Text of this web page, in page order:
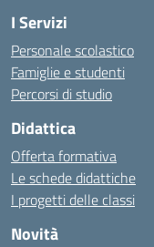
I Servizi
Personale scolastico
Famiglie e studenti
Percorsi di studio
Didattica
Offerta formativa
Le schede didattiche
I progetti delle classi
Novità